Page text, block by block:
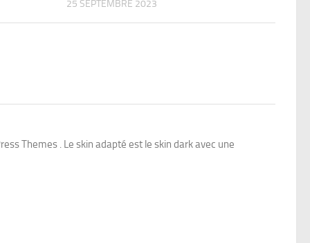
25 SEPTEMBRE 2023
Themes . Le skin adapté est le skin dark avec une